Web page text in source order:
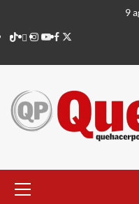
contenido
9
TikTok
threads
Instagram
Youtube
Facebook
X
principal